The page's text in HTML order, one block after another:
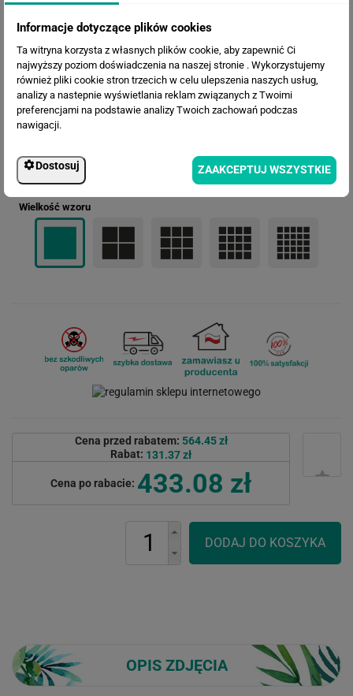
Termin realizacji
Efekty
Wielkość wzoru
Cena przed rabatem: 564.45 zł
Rabat: 131.37 zł
Cena po rabacie: 433.08 zł
OPIS ZDJĘCIA
Informacje dotyczące plików cookies
Ta witryna korzysta z własnych plików cookie, aby zapewnić Ci
najwyższy poziom doświadczenia na naszej stronie . Wykorzystujemy
również pliki cookie stron trzecich w celu ulepszenia naszych usług,
analizy a nastepnie wyświetlania reklam związanych z Twoimi
preferencjami na podstawie analizy Twoich zachowań podczas
nawigacji.
Dostosuj ZAAKCEPTUJ WSZYSTKIE